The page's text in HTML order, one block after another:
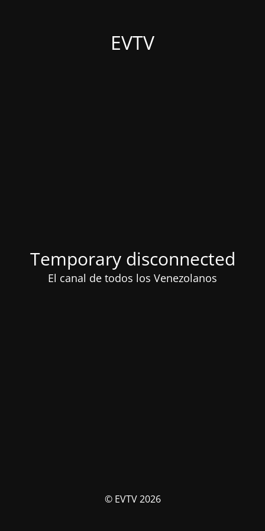
EVTV
Temporary disconnected
El canal de todos los Venezolanos
© EVTV 2026